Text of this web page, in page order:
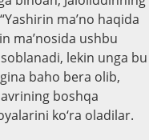
ma’no haqida
ma’nosida ushbu
lekin unga bu
baho bera olib,
boshqa
ko‘ra oladilar.